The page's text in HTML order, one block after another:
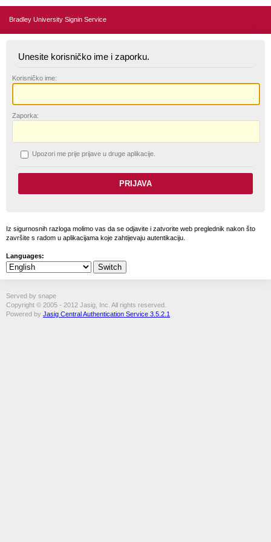
Bradley University Signin Service
Unesite korisničko ime i zaporku.
Korisničko ime:
Zaporka:
Upozori me prije prijave u druge aplikacije.
Iz sigurnosnih razloga molimo vas da se odjavite i zatvorite web preglednik nakon što
završite s radom u aplikacijama koje zahtijevaju autentikaciju.
Languages:
Served by snape
Copyright © 2005 - 2012 Jasig, Inc. All rights reserved.
Powered by Jasig Central Authentication Service 3.5.2.1